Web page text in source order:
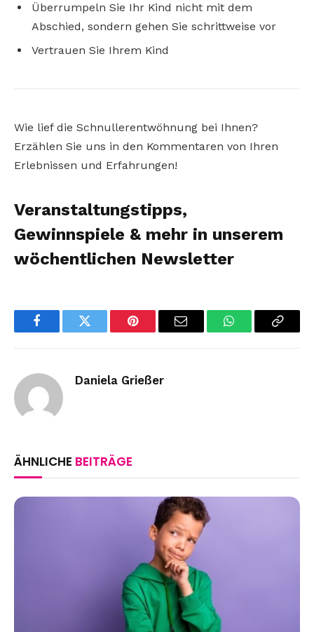
Überrumpeln Sie Ihr Kind nicht mit dem
Abschied, sondern gehen Sie schrittweise vor
Vertrauen Sie Ihrem Kind
Wie lief die Schnullerentwöhnung bei Ihnen?
Erzählen Sie uns in den Kommentaren von Ihren
Erlebnissen und Erfahrungen!
Veranstaltungstipps,
Gewinnspiele & mehr in unserem
wöchentlichen Newsletter
FacebookTwitter Pinterest Email WhatsAppCopy
Daniela Grießer
ÄHNLICHE BEITRÄGE